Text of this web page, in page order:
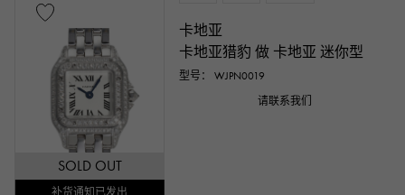
SOLD OUT
补货通知已发出
卡地亚
卡地亚猎豹 做 卡地亚 迷你型
型号： WJPN0019
请联系我们